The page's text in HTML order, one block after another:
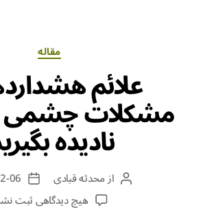
مقاله
علائم
مشکلات چشمی
نادیده
ازمحدثه قبادی
06
هیچ دیدگاهیثبت